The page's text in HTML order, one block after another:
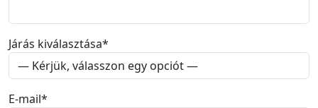
Járás kiválasztása*
E-mail*